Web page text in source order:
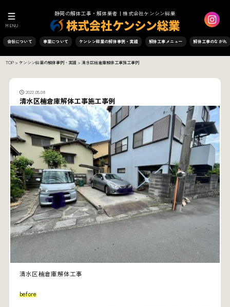
静岡の解体工事・解体業者｜株式会社ケンシン総業
会社について 事業について ケンシン総業の解体事例・実績 解体工事メニュー 解体工事のながれ
MENU
TOP > ケンシン総業の解体事例・実績 >清水区楠倉庫解体工事施工事例
2022.05.08
清水区楠倉庫解体工事施工事例
清水区楠倉庫解体工事
before